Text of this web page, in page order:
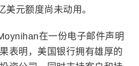
美元额度尚未动用。
在一份电子邮件声明
表明，美国银行拥有雄厚的